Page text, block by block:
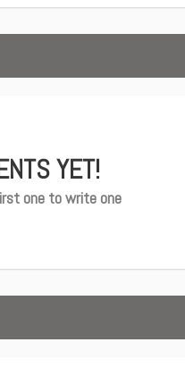
YET!
one to write one